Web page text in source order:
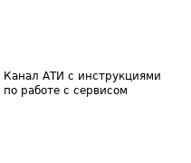
Канал АТИ с инструкциями
по работе с сервисом